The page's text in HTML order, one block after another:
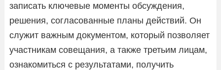
записать ключевые моменты обсуждения,
решения, согласованные планы действий. Он
служит важным документом, который позволяет
участникам совещания, а также третьим лицам,
ознакомиться с результатами, получить